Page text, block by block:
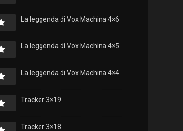
La leggenda di Vox Machina 4×6
La leggenda di Vox Machina 4×5
La leggenda di Vox Machina 4×4
Tracker 3×19
Tracker 3×18